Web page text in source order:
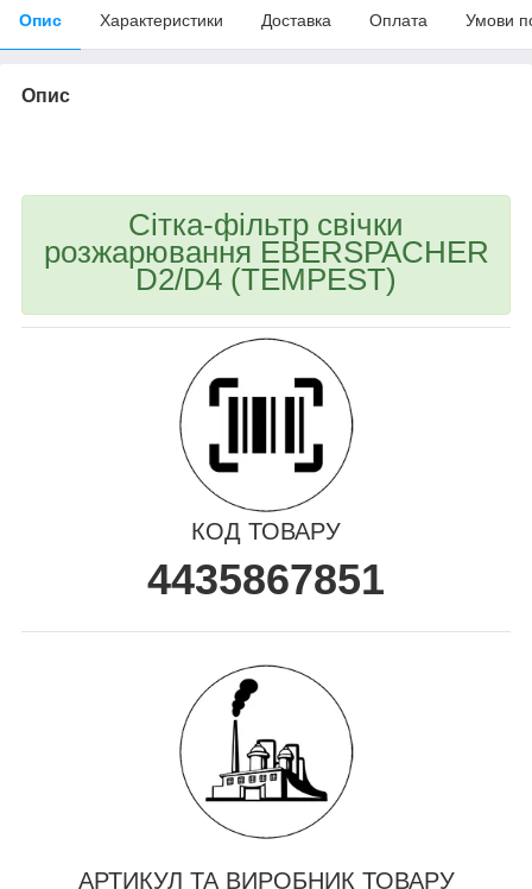
Опис Характеристики Доставка Оплата Умови
Опис
Сітка-фільтр свічки
розжарювання EBERSPACHER
D2/D4 (TEMPEST)
КОД ТОВАРУ
4435867851
АРТИКУЛ ТА ВИРОБНИК ТОВАРУ